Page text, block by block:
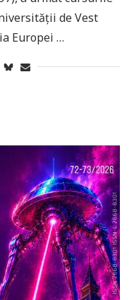
de Vest
Europei …